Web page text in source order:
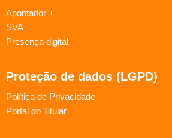
Apontador +
SVA
Presença digital
Proteção de dados (LGPD)
Política de Privacidade
Portal do Titular